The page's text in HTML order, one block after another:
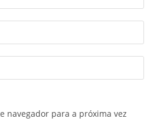
navegador para a próxima vez